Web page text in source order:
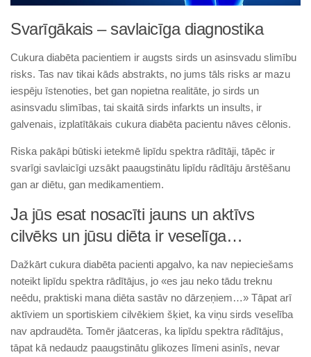
Svarīgākais – savlaicīga diagnostika
Cukura diabēta pacientiem ir augsts sirds un asinsvadu slimību
risks. Tas nav tikai kāds abstrakts, no jums tāls risks ar mazu
iespēju īstenoties, bet gan nopietna realitāte, jo sirds un
asinsvadu slimības, tai skaitā sirds infarkts un insults, ir
galvenais, izplatītākais cukura diabēta pacientu nāves cēlonis.
Riska pakāpi būtiski ietekmē lipīdu spektra rādītāji, tāpēc ir
svarīgi savlaicīgi uzsākt paaugstinātu lipīdu rādītāju ārstēšanu
gan ar diētu, gan medikamentiem.
Ja jūs esat nosacīti jauns un aktīvs
cilvēks un jūsu diēta ir veselīga…
Dažkārt cukura diabēta pacienti apgalvo, ka nav nepieciešams
noteikt lipīdu spektra rādītājus, jo «es jau neko tādu treknu
neēdu, praktiski mana diēta sastāv no dārzeņiem…» Tāpat arī
aktīviem un sportiskiem cilvēkiem šķiet, ka viņu sirds veselība
nav apdraudēta. Tomēr jāatceras, ka lipīdu spektra rādītājus,
tāpat kā nedaudz paaugstinātu glikozes līmeni asinīs, nevar